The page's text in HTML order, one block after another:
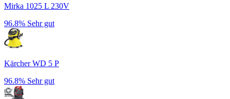
Mirka 1025 L 230V
96.8% Sehr gut
Kärcher WD 5 P
96.8% Sehr gut